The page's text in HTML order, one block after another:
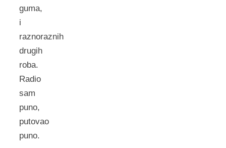
guma,
i
raznoraznih
drugih
roba.
Radio
sam
puno,
putovao
puno.